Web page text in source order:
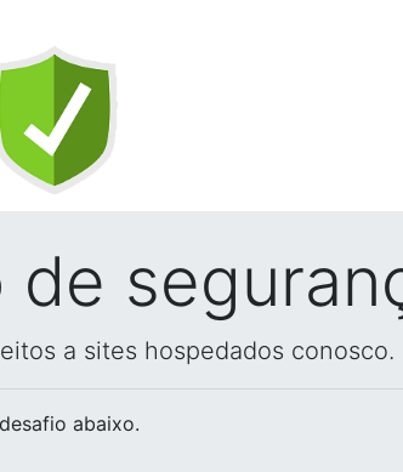
a sites hospedados conosco.
abaixo.